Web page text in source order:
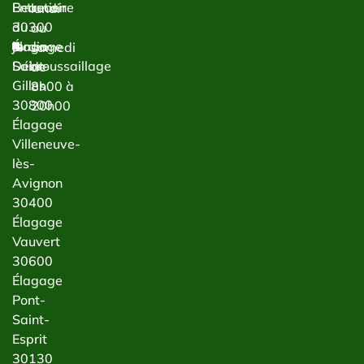
Entretien
du
jardin
Débroussaillage
Beaucaire
30300
Élagage
Saint-
Gilles
30800
Élagage
Villeneuve-
lès-
Avignon
30400
Élagage
Vauvert
30600
Élagage
Pont-
Saint-
Esprit
30130
lundi
au
samedi
de
8h00 à
20h00